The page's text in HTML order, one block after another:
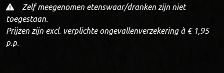
Zelf meegenomen etenswaar/dranken zijn niet
toegestaan.
Prijzen zijn excl. verplichte ongevallenverzekering à € 1,95
p.p.